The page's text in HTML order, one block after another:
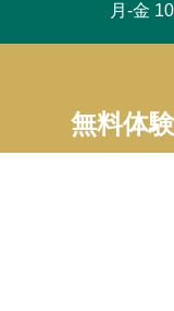
月-金
無料体